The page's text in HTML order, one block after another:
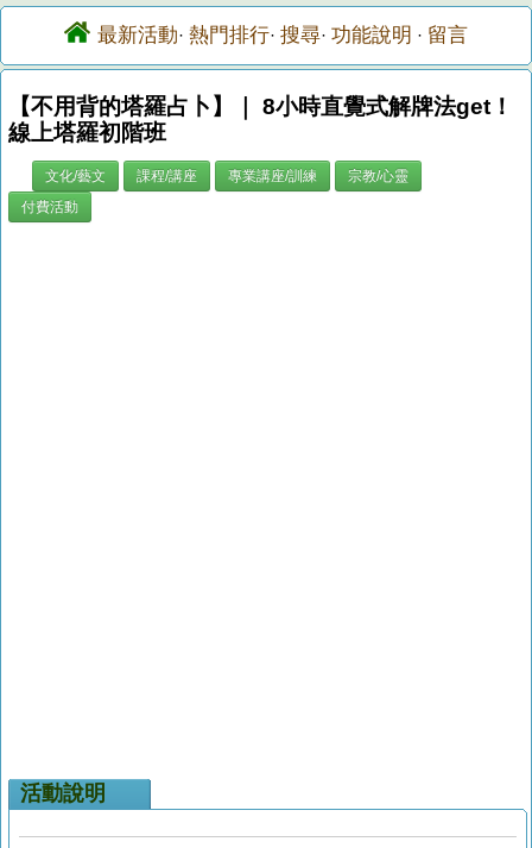
最新活動· 熱門排行· 搜尋· 功能說明 · 留言
【不用背的塔羅占卜】｜ 8小時直覺式解牌法get！
線上塔羅初階班
文化/藝文 課程/講座 專業講座/訓練
宗教/心靈
付費活動
活動說明